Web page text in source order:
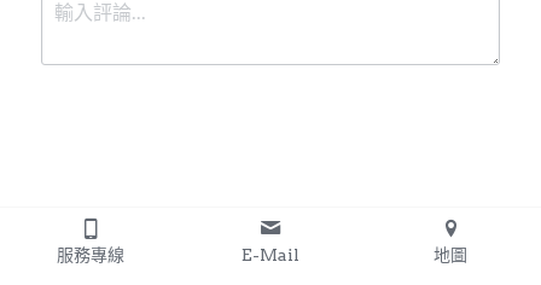
提交
服務專線 E-Mail 地圖